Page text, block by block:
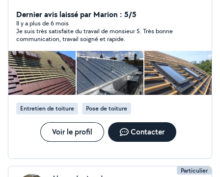
entreprises. Notre équipe expérimentée s'engage à
fournir des solutions durables et esthétiques, adaptées
aux besoins spécifiques de chaque client. Nous utilisons
des matériaux de premier choix pour garantir la
longévité et la résistance de nos réalisations. Que ce
soit pour une installation, une rénovation ou un
entretien, nous offrons un accompagnement
personnalisé tout au long du projet. Faites confiance à
notre expertise pour protéger et embellir vos bâtiments
avec soin et professionnalisme. devis et déplacement
gratuit
Dernier avis laissé par Marion : 5/5
Il y a plus de 6 mois
Je suis très satisfaite du travail de monsieur S. Très bonne
communication, travail soigné et rapide.
Entretien de toiture Pose de toiture
Voir le profil Contacter
Particulier